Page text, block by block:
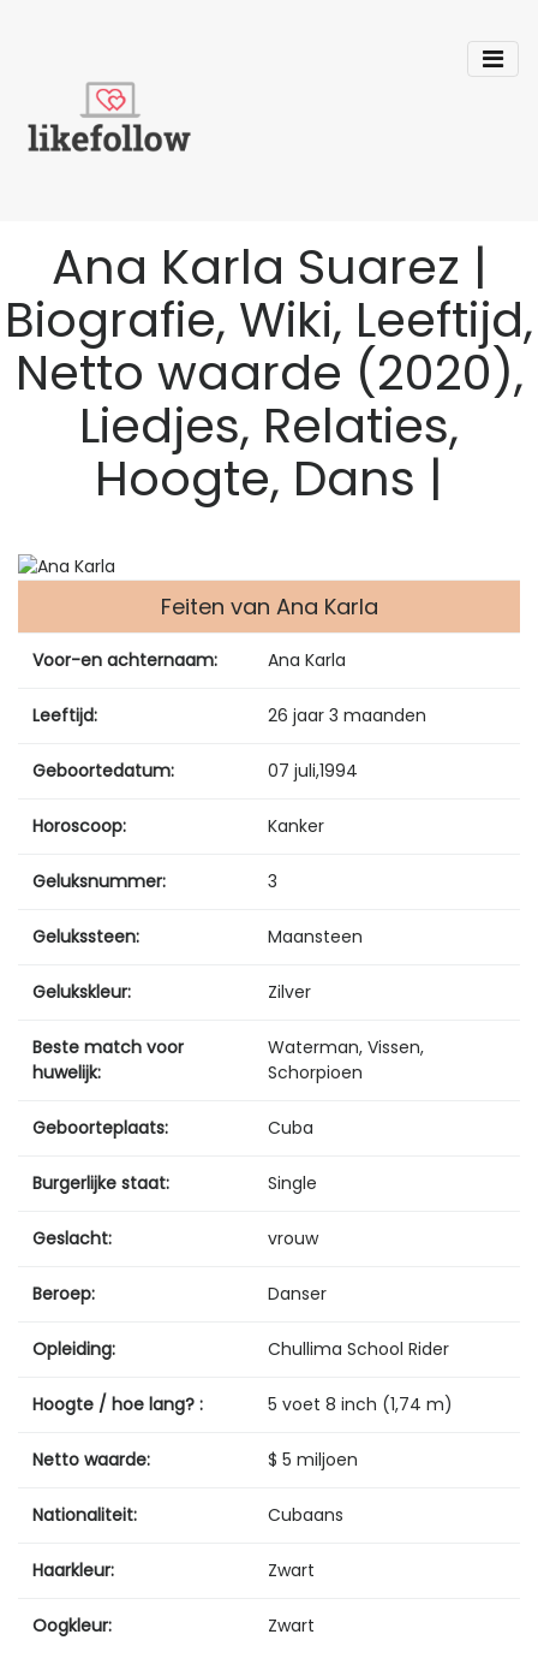
Ana Karla Suarez |
Biografie, Wiki, Leeftijd,
Netto waarde (2020),
Liedjes, Relaties,
Hoogte, Dans |
Feiten van Ana Karla
Voor-en achternaam: Ana Karla
Leeftijd: 26 jaar 3 maanden
Geboortedatum: 07 juli,1994
Horoscoop: Kanker
Geluksnummer: 3
Gelukssteen: Maansteen
Gelukskleur: Zilver
Beste match voor
huwelijk:
Waterman, Vissen,
Schorpioen
Geboorteplaats: Cuba
Burgerlijke staat: Single
Geslacht: vrouw
Beroep: Danser
Opleiding: Chullima School Rider
Hoogte / hoe lang? : 5 voet 8 inch (1,74 m)
Netto waarde: $ 5 miljoen
Nationaliteit: Cubaans
Haarkleur: Zwart
Oogkleur: Zwart